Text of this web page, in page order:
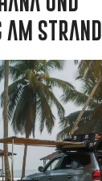
AM STRAND